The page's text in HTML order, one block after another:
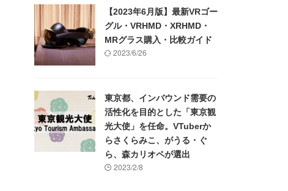
【2023年6月版】最新VRゴー
グル・VRHMD・XRHMD・
MRグラス購入・比較ガイド
2023/6/26
東京都、インバウンド需要の
活性化を目的とした「東京観
光大使」を任命。VTuberか
らさくらみこ、がうる・ぐ
ら、森カリオペが選出
2023/2/8